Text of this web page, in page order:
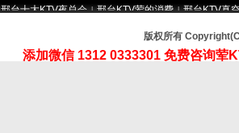
邢台十大KTV夜总会 |邢台KTV荤的消费 |邢台KTV真
版权所有
添加微信 1312 0333301 免费咨询荤